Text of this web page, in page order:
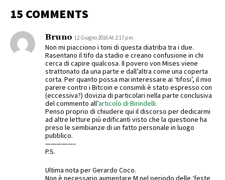
15 COMMENTS
Bruno 12 Giugno 2016 At 2:17 pm
Non mi piacciono i toni di questa diatriba tra i due.
Rasentano il tifo da stadio e creano confusione in chi
cerca di capire qualcosa. Il povero von Mises viene
strattonato da una parte e dall’altra come una coperta
corta. Per quanto possa mai interessare ai ‘tifosi’, il mio
parere contro i Bitcoin e consimili è stato espresso con
(eccessiva?) dovizia di particolari nella parte conclusiva
del commento all’articolo di Birindelli.
Penso proprio di chiudere qui il discorso per dedicarmi
ad altre letture più edificanti visto che la questione ha
preso le sembianze di un fatto personale in luogo
pubblico.
—————–
P.S.
Ultima nota per Gerardo Coco.
Non è necessario aumentare M nel periodo delle ‘feste